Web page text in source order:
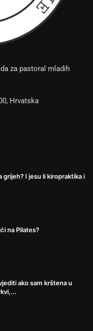
za pastoral mladih
Hrvatska
grijeh? I jesu li kiropraktika i
na Pilates?
ako sam krštena u